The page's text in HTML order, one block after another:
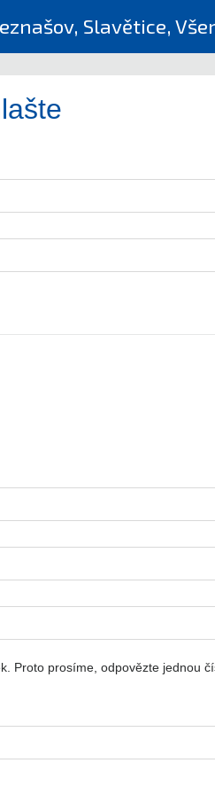
Slavětice,
Proto prosíme, odpovězte jednou